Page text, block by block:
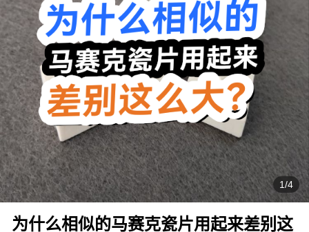
1/4
为什么相似的马赛克瓷片用起来差别这